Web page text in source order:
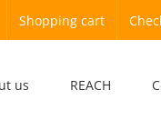
Shopping cart
us REACH